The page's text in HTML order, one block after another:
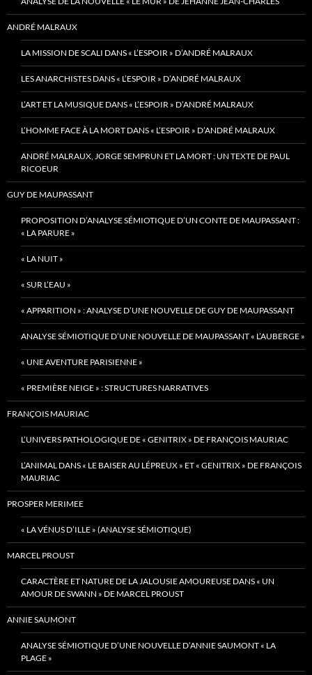
ANDRÉ MALRAUX
LA MISSION DE SCALI DANS « L’ESPOIR » D’ANDRÉ MALRAUX
LES ANARCHISTES DANS « L’ESPOIR » D’ANDRÉ MALRAUX
L’ART ET LA MUSIQUE DANS « L’ESPOIR » D’ANDRÉ MALRAUX
L’HOMME FACE À LA MORT DANS « L’ESPOIR » D’ANDRÉ MALRAUX
ANDRÉ MALRAUX, JORGE SEMPRUN ET LA MORT : UN TEXTE DE PAUL
RICOEUR
GUY DE MAUPASSANT
PROPOSITION D’ANALYSE SÉMIOTIQUE D’UN CONTE DE MAUPASSANT :
« LA PARURE »
« LA NUIT »
« SUR L’EAU »
« APPARITION » : ANALYSE D’UNE NOUVELLE DE GUY DE MAUPASSANT
ANALYSE SÉMIOTIQUE D’UNE NOUVELLE DE MAUPASSANT « L’AUBERGE »
« UNE AVENTURE PARISIENNE »
« PREMIÈRE NEIGE » : STRUCTURES NARRATIVES
FRANÇOIS MAURIAC
L’UNIVERS PATHOLOGIQUE DE « GENITRIX » DE FRANÇOIS MAURIAC
L’ANIMAL DANS « LE BAISER AU LÉPREUX » ET « GENITRIX » DE FRANÇOIS
MAURIAC
PROSPER MERIMEE
« LA VÉNUS D’ILLE » (ANALYSE SÉMIOTIQUE)
MARCEL PROUST
CARACTÈRE ET NATURE DE LA JALOUSIE AMOUREUSE DANS « UN
AMOUR DE SWANN » DE MARCEL PROUST
ANNIE SAUMONT
ANALYSE SÉMIOTIQUE D’UNE NOUVELLE D’ANNIE SAUMONT « LA
PLAGE »